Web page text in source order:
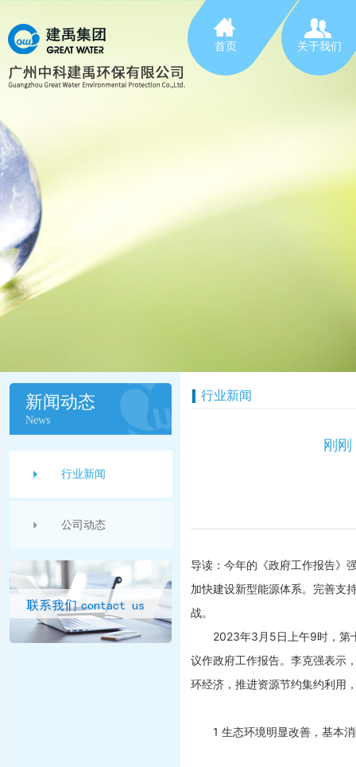
首页 关于我们
新闻动态
News
行业新闻
公司动态
行业新闻
刚
导读：今年的《政府工作报告》
加快建设新型能源体系。完善支
战。
2023年3月5日上午9时，第十
议作政府工作报告。李克强表示
环经济，推进资源节约集约利用
1 生态环境明显改善，基本消